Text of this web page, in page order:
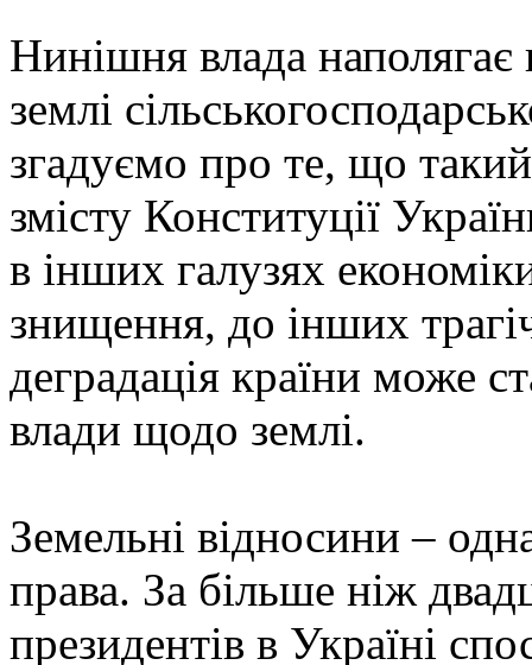
Нинішня влада
землі
згадуємо про те, що такий
змісту Конституції
в інших галузях
знищення, до інших
деградація країни може
влади щодо землі.
Земельні відносини –
права. За більше ніж
президентів в Україні